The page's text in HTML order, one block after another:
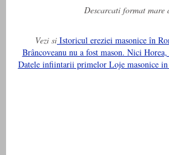
Descarcati format mare
Vezi si Istoricul ereziei masonice în
Brâncoveanu nu a fost mason. Nici
Datele infiintarii primelor Loje masonice